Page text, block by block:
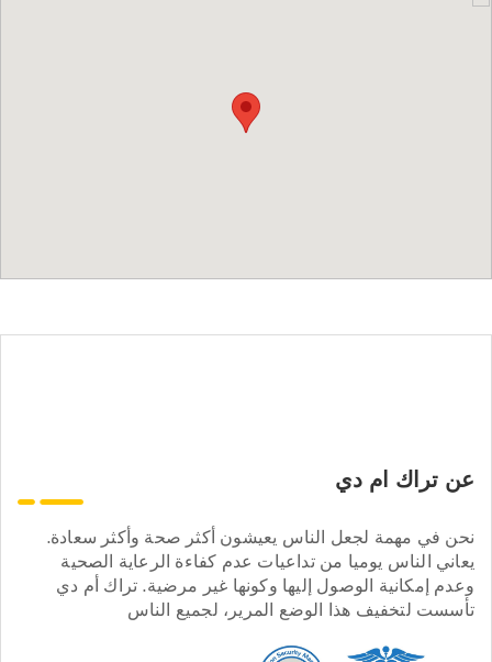
عن تراك ام دي
نحن في مهمة لجعل الناس يعيشون أكثر صحة وأكثر سعادة.
يعاني الناس يوميا من تداعيات عدم كفاءة الرعاية الصحية
وعدم إمكانية الوصول إليها وكونها غير مرضية. تراك أم دي
تأسست لتخفيف هذا الوضع المرير، لجميع الناس